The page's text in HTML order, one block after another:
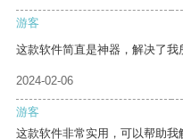
游客
这款软件简直是神器，解决了我
2024-02-06
游客
这款软件非常实用，可以帮助